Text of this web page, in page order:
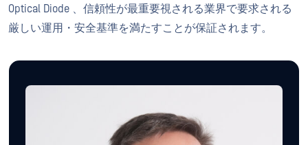
Optical Diode 、信頼性が最重要視される業界で要求される
厳しい運用・安全基準を満たすことが保証されます。